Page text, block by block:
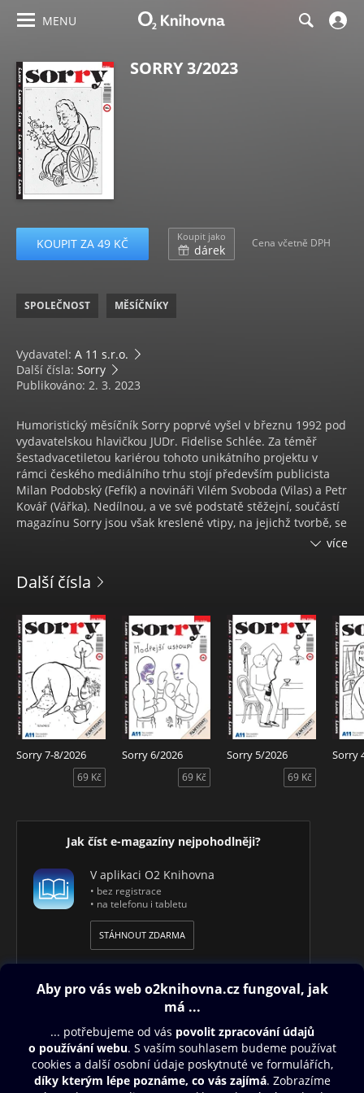
MENU
SORRY 3/2023
KOUPIT ZA 49 KČ Koupit jako
dárek Cena včetně DPH
SPOLEČNOST MĚSÍČNÍKY
Vydavatel: A 11 s.r.o.
Další čísla: Sorry
Publikováno: 2. 3. 2023
Humoristický měsíčník Sorry poprvé vyšel v březnu 1992 pod
vydavatelskou hlavičkou JUDr. Fidelise Schlée. Za téměř
šestadvacetiletou kariérou tohoto unikátního projektu v
rámci českého mediálního trhu stojí především publicista
Milan Podobský (Fefík) a novináři Vilém Svoboda (Vilas) a Petr
Kovář (Vářka). Nedílnou, a ve své podstatě stěžejní, součástí
magazínu Sorry jsou však kreslené vtipy, na jejichž tvorbě, se
Rakus, Marek Setíkovský, Jiří Koštýř, Eja Kulovaný, Karel Klos
vydavatelství A 11. Titul, který jeho autoři po ukončení
spolupráce s dr. Schlée v lednu 2014 byli nuceni přesunout
na internet, se vydavatelství A 11 rozhodlo opět vrátit do
papírové podoby a od 1. dubna 2015 je opět k dostání v
trafikách a ve schránkách předplatitelů. K pravidelnému
obsahu titulu patří kromě originálních kreslených vtipů také
pravidelné rubriky Velká soutěž, Zprávy z horší společnosti,
Zrzavej svět, Fámyzdat, Ohlédnutí za vtipy z minulých let,
Hrdýho okýnko, Křeslo pro hosta, soutěž a přehled
kulturních akcí.
více
Další čísla
Sorry 7-8/2026
69 Kč
Sorry 6/2026
69 Kč
Sorry 5/2026
69 Kč
Sorry
Jak číst e-magazíny nejpohodlněji?
V aplikaci O2 Knihovna
• bez registrace
• na telefonu i tabletu
STÁHNOUT ZDARMA
Obsah ke stažení
Moje O2 Knihovna